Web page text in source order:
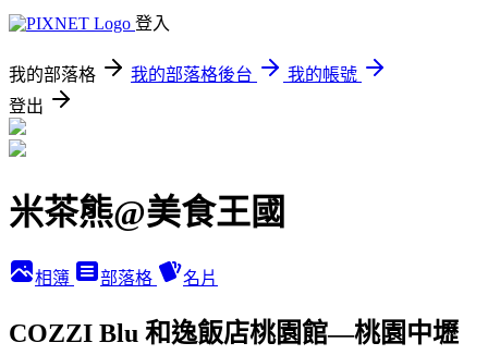
登入
我的部落格 我的部落格後台
我的帳號
登出
米茶熊@美食王國
相簿 部落格 名片
COZZI Blu 和逸飯店桃園館—桃園中壢